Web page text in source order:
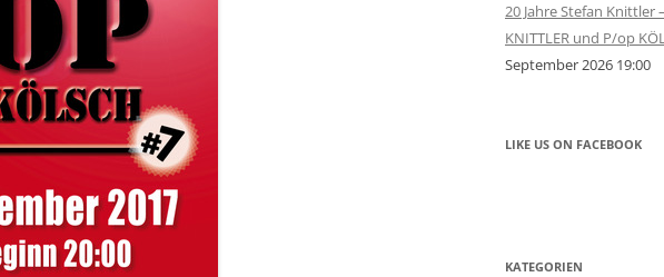
20 Jahre Stefan Knittler
KNITTLER und P/op
September 2026 19:00
LIKE US ON FACEBOOK
KATEGORIEN